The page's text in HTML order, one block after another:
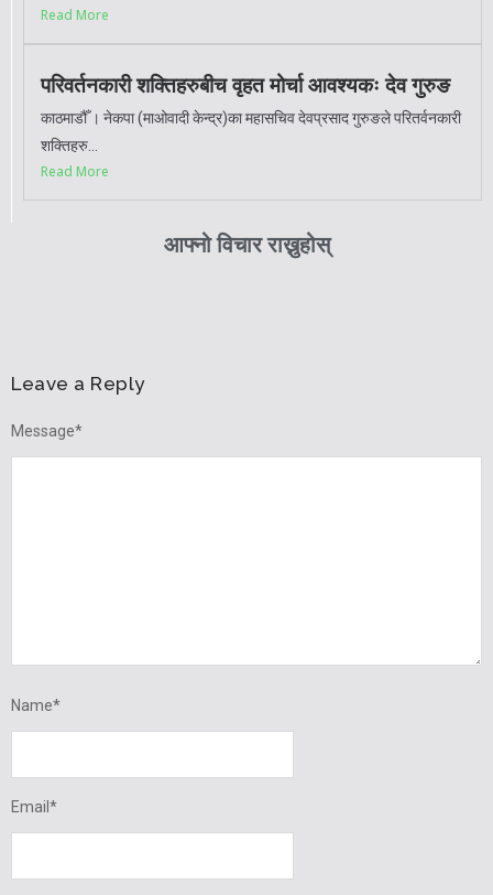
Read More
परिवर्तनकारी शक्तिहरुबीच वृहत मोर्चा आवश्यकः देव गुरुङ
काठमाडौँ । नेकपा (माओवादी केन्द्र)का महासचिव देवप्रसाद गुरुङले परितर्वनकारी
शक्तिहरु...
Read More
आफ्नो विचार राख्नुहोस्
Leave a Reply
Message*
Name*
Email *